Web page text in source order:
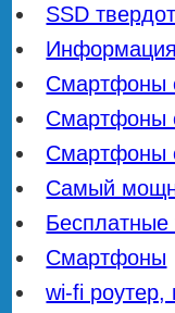
SSD
Смартфоны
Смартфоны
Смартфоны
Самый
Смартфоны
wi-fi роутер,